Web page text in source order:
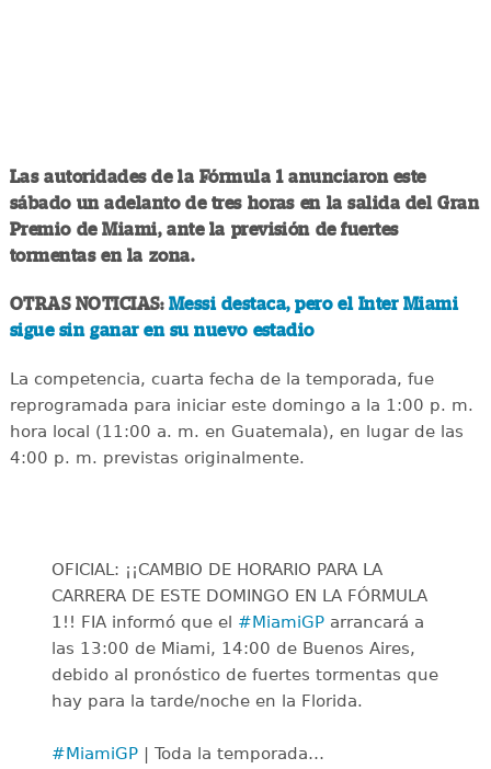
Las autoridades de la Fórmula 1 anunciaron este
sábado un adelanto de tres horas en la salida del Gran
Premio de Miami, ante la previsión de fuertes
tormentas en la zona.
OTRAS NOTICIAS: Messi destaca, pero el Inter Miami
sigue sin ganar en su nuevo estadio
La competencia, cuarta fecha de la temporada, fue
reprogramada para iniciar este domingo a la 1:00 p. m.
hora local (11:00 a. m. en Guatemala), en lugar de las
4:00 p. m. previstas originalmente.
OFICIAL: ¡¡CAMBIO DE HORARIO PARA LA
CARRERA DE ESTE DOMINGO EN LA FÓRMULA
1!! FIA informó que el #MiamiGP arrancará a
las 13:00 de Miami, 14:00 de Buenos Aires,
debido al pronóstico de fuertes tormentas que
hay para la tarde/noche en la Florida.
#MiamiGP | Toda la temporada…